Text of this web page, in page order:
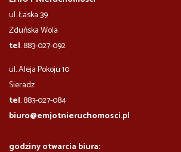
ul. Łaska 39
Zduńska Wola
tel. 883-027-092
ul. Aleja Pokoju 10
​​​​​Sieradz
tel. 883-027-084
biuro@emjotnieruchomosci.pl
godziny otwarcia biura: